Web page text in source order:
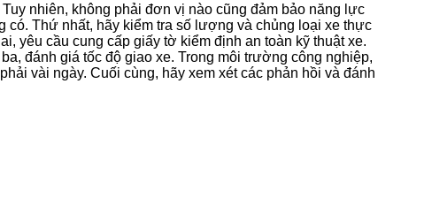
nhiên, không phải đơn vị nào cũng đảm bảo năng lực
Thứ nhất, hãy kiểm tra số lượng và chủng loại xe thực
yêu cầu cung cấp giấy tờ kiểm định an toàn kỹ thuật xe.
đánh giá tốc độ giao xe. Trong môi trường công nghiệp,
vài ngày. Cuối cùng, hãy xem xét các phản hồi và đánh